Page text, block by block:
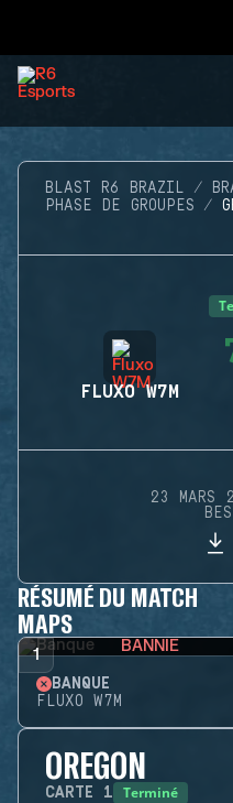
BLAST R6 BRAZIL
PHASE DE GROUPES
FLUXO W7M
23
RÉSUMÉ DU MATCH
MAPS
1 BANNIE
BANQUE
FLUXO W7M
OREGON
CARTE 1 Terminé